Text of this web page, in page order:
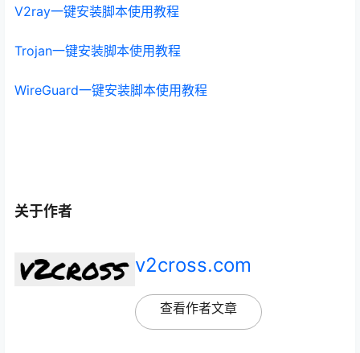
V2ray一键安装脚本使用教程
Trojan一键安装脚本使用教程
WireGuard一键安装脚本使用教程
关于作者
v2cross.com
查看作者文章